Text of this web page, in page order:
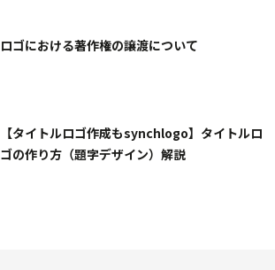
ロゴにおける著作権の譲渡について
【タイトルロゴ作成もsynchlogo】タイトルロ
ゴの作り方（題字デザイン）解説